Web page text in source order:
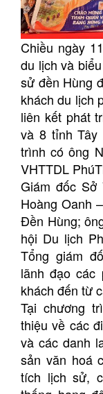
Chiều ngày
du lịch và
sử đền Hùng
khách du lịch
liên kết phát
và 8 tỉnh Tây
trình có ông
VHTTDL
Giám đốc Sở
Hoàng Oanh
Đền Hùng;
hội Du lịch
Tổng giám
lãnh đạo các
khách đến từ
Tại chương
thiệu về các
và các danh
sản văn hoá
tích lịch sử,